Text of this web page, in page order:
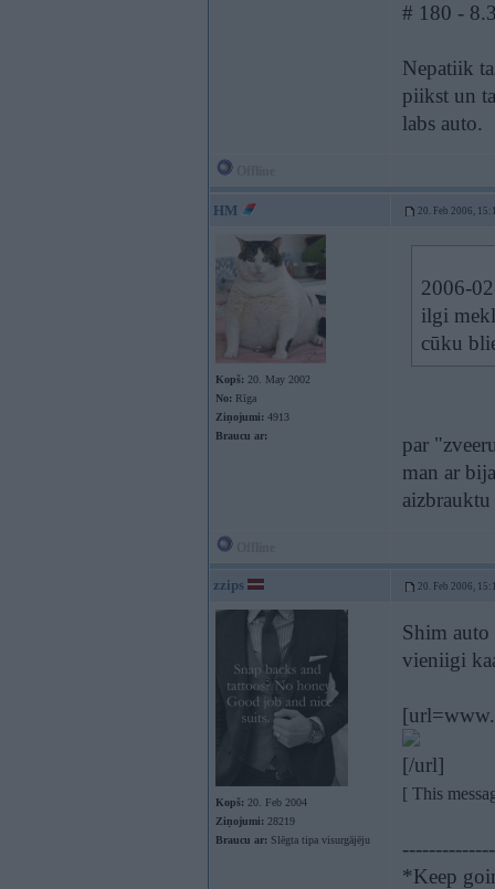
# 180 -
Nepatiik
piikst un
labs auto.
HM 20. Feb 2006,
Kopš: 20. May 2002
No: Rīga
Ziņojumi: 4913
Braucu ar:
2006-
ilgi
cūku
par
man ar
zzips 20. Feb 2006,
Kopš: 20. Feb 2004
Ziņojumi: 28219
Braucu ar: Slēgta tipa visurgājēju
Shim
vieniigi
[/url]
[ This
*Keep